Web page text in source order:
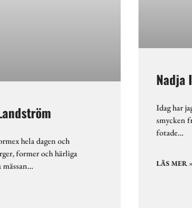
hela dagen och
former och härliga
Nadja
Idag har
smycken
fotade…
LÄS MER